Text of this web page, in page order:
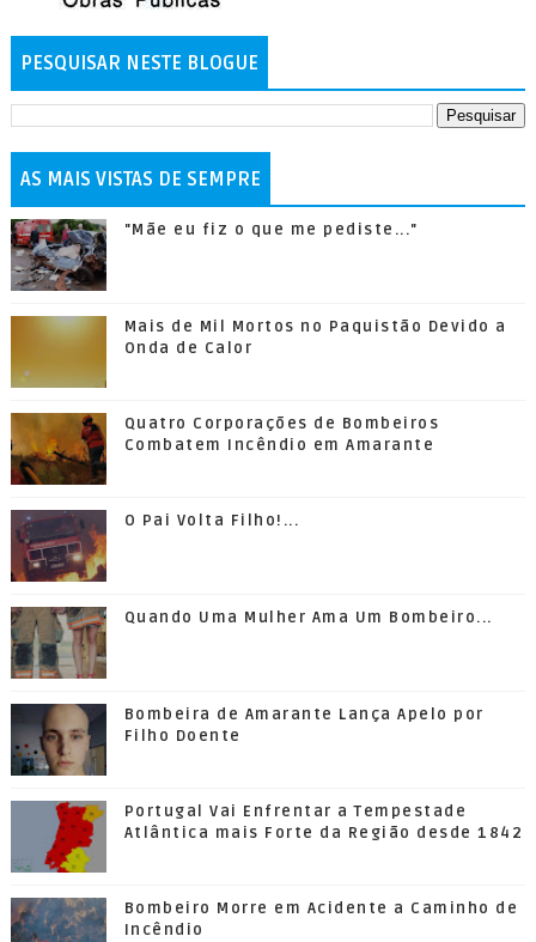
PESQUISAR NESTE BLOGUE
AS MAIS VISTAS DE SEMPRE
"Mãe eu fiz o que me pediste..."
Mais de Mil Mortos no Paquistão Devido a
Onda de Calor
Quatro Corporações de Bombeiros
Combatem Incêndio em Amarante
O Pai Volta Filho!...
Quando Uma Mulher Ama Um Bombeiro...
Bombeira de Amarante Lança Apelo por
Filho Doente
Portugal Vai Enfrentar a Tempestade
Atlântica mais Forte da Região desde 1842
Bombeiro Morre em Acidente a Caminho de
Incêndio